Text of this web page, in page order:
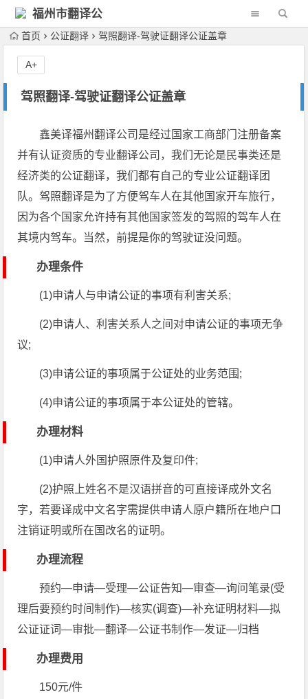
福州市翻译公
司首页 公证翻译 驾照翻译-驾驶证翻译公证盖章
驾照翻译-驾驶证翻译公证盖章
A+
鑫美译福州翻译公司是经过国家工商部门注册备案
并有认证资质的专业翻译公司，我们无论是民事类还是
经济类的公证翻译，我们都有自己的专业公证翻译团
队。驾照翻译是为了方便驾车人在其他国家开车旅行，
因为各个国家允许持有其他国家签发的驾照的驾车人在
其境内驾车。当然，前提是你的驾驶证没问题。
办理条件
(1)申请人与申请公证的事项有利害关系;
(2)申请人、利害关系人之间对申请公证的事项无争
议;
(3)申请公证的事项属于公证处的业务范围;
(4)申请公证的事项属于本公证处的管辖。
办理材料
(1)申请人外国护照原件及复印件;
(2)护照上姓名不是汉语拼音的可直接译成外文名
字，若要译成中文名字需提供申请人原户籍所在地户口
注销证明或所在国改名的证明。
办理流程
预约—申请—受理—公证告知—审查—询问笔录(受
理后要预约时间制作)—核实(调查)—补充证明材料—拟
公证证词—审批—翻译—公证书制作—发证—归档
办理费用
150元/件